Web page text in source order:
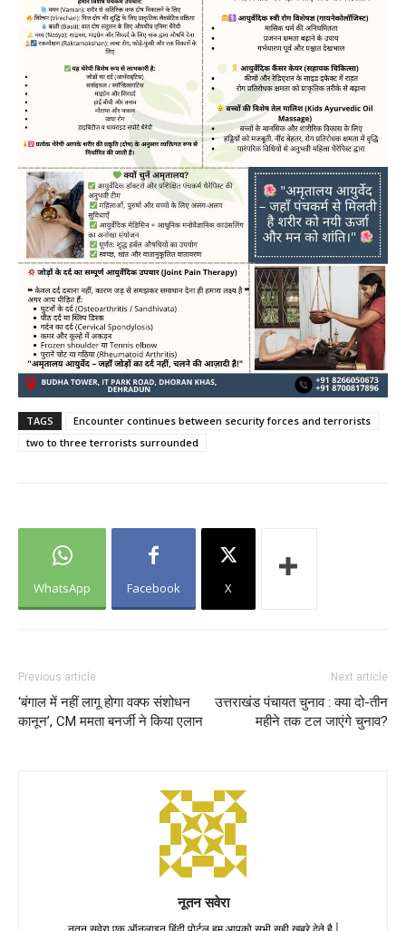
TAGS
Encounter continues between security forces and terrorists
two to three terrorists surrounded
WhatsApp Facebook X
Previous article
‘बंगाल में नहीं लागू होगा वक्फ संशोधन
कानून’, CM ममता बनर्जी ने किया एलान
Next article
उत्तराखंड पंचायत चुनाव : क्या दो-तीन
महीने तक टल जाएंगे चुनाव?
नूतन सवेरा